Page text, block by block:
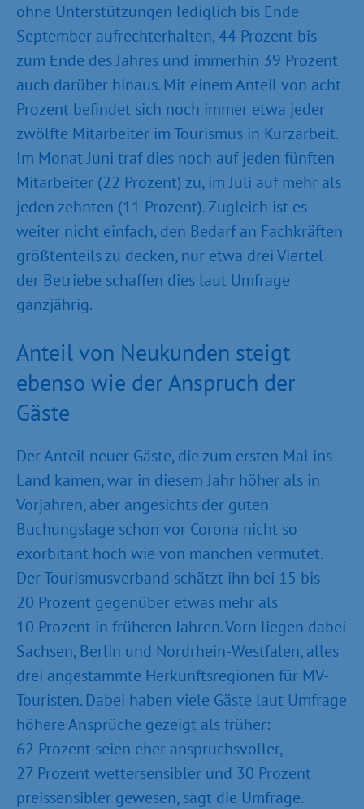
ohne Unterstützungen lediglich bis Ende
September aufrechterhalten, 44 Prozent bis
zum Ende des Jahres und immerhin 39 Prozent
auch darüber hinaus. Mit einem Anteil von acht
Prozent befindet sich noch immer etwa jeder
zwölfte Mitarbeiter im Tourismus in Kurzarbeit.
Im Monat Juni traf dies noch auf jeden fünften
Mitarbeiter (22 Prozent) zu, im Juli auf mehr als
jeden zehnten (11 Prozent). Zugleich ist es
weiter nicht einfach, den Bedarf an Fachkräften
größtenteils zu decken, nur etwa drei Viertel
der Betriebe schaffen dies laut Umfrage
ganzjährig.
Anteil von Neukunden steigt
ebenso wie der Anspruch der
Gäste
Der Anteil neuer Gäste, die zum ersten Mal ins
Land kamen, war in diesem Jahr höher als in
Vorjahren, aber angesichts der guten
Buchungslage schon vor Corona nicht so
exorbitant hoch wie von manchen vermutet.
Der Tourismusverband schätzt ihn bei 15 bis
20 Prozent gegenüber etwas mehr als
10 Prozent in früheren Jahren. Vorn liegen dabei
Sachsen, Berlin und Nordrhein-Westfalen, alles
drei angestammte Herkunftsregionen für MV-
Touristen. Dabei haben viele Gäste laut Umfrage
höhere Ansprüche gezeigt als früher:
62 Prozent seien eher anspruchsvoller,
27 Prozent wettersensibler und 30 Prozent
preissensibler gewesen, sagt die Umfrage.